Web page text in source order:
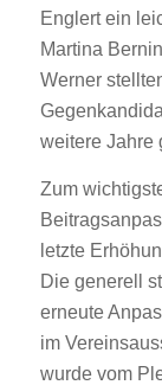
Englert ein
Martina
Werner
weitere Jahre
Zum
letzte
Die generell
erneute
im
wurde vom